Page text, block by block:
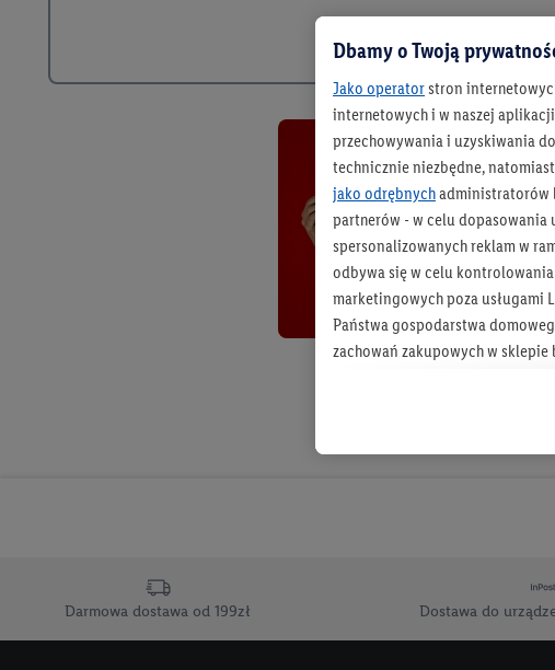
Darmowa dostawa od 199zł Dostawa do
Dbamy o Twoją
Jako operatorstron
internetowych i w naszej
przechowywania i uzyskiwania
technicznie niezbędne,
jako odrębnychadministratorów
partnerów - w celu
spersonalizowanych reklam w
odbywa się w celu
marketingowych poza usługami
Państwa gospodarstwa
zachowań zakupowych w
Tworzenie spersonalizowanych
informacji z konta klienta - np.
urządzenia końcowe i usługi
przetwarzanie odbywa się
opracowywania ofert oraz